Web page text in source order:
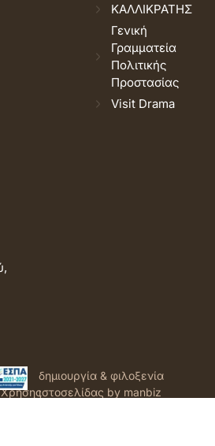
ΚΑΛΛΙΚΡΑΤΗΣ
Γενική
Γραμματεία
Πολιτικής
Προστασίας
Visit Drama
Όροι
Χρήσης
δημιουργία & φιλοξενία
ιστοσελίδας by manbiz